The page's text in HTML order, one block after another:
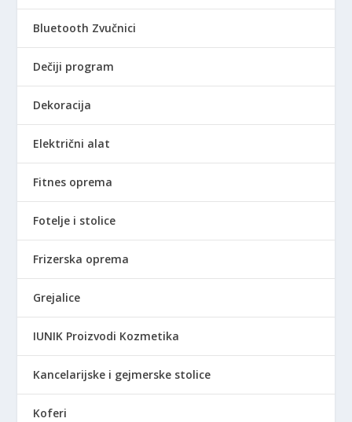
Bluetooth Zvučnici
Dečiji program
Dekoracija
Električni alat
Fitnes oprema
Fotelje i stolice
Frizerska oprema
Grejalice
IUNIK Proizvodi Kozmetika
Kancelarijske i gejmerske stolice
Koferi